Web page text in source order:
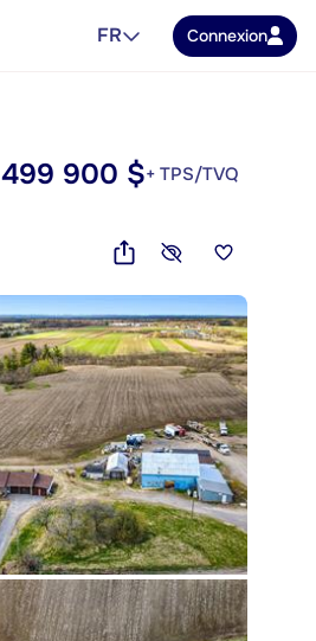
FR Connexion
499 900 $+ TPS/TVQ